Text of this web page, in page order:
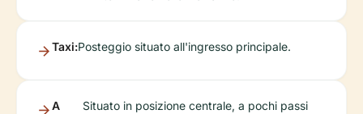
Taxi:Posteggio situato all'ingresso principale.
A
Situato in posizione centrale, a pochi passi